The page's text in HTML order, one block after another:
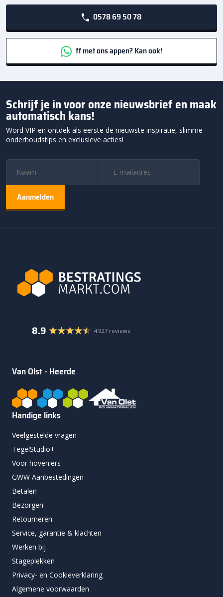
0578 69 50 78
ff met ons appen? Kan ook!
Schrijf je in voor onze nieuwsbrief en maak
automatisch kans!
Word VIP en ontdek als eerste de nieuwste inspiratie, slimme
onderhoudstips en exclusieve acties!
8.9 4.927 reviews
Van Olst - Heerde
Handige links
Veelgestelde vragen
TegelStudio+
Voor hoveniers
GWW Aanbestedingen
Betalen
Bezorgen
Retourneren
Service, garantie & klachten
Werken bij
Stageplekken
Privacy- en Cookieverklaring
Algemene voorwaarden